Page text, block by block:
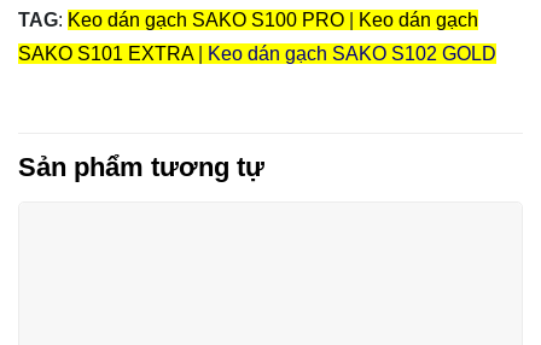
TAG: Keo dán gạch SAKO S100 PRO
Keo dán gạch
SAKO S101 EXTRA
Keo dán gạch SAKO S102 GOLD
Sản phẩm tương tự